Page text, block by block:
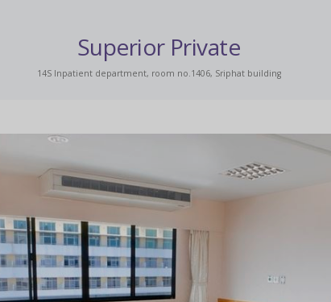
Superior Private
14S Inpatient department, room no.1406, Sriphat building